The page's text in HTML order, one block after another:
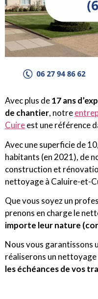
Avec plus de17 ans
de chantier, notre
Cuireest une référence
Avec une superficie de
habitants (en 2021), de
construction et
nettoyage à Caluire-et-
Que vous soyez un
prenons en charge le
importe leur nature
Nous vous garantissons
réaliserons un
les échéances de vos